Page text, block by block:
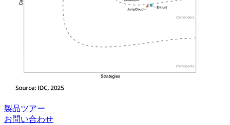
製品ツアー
お問い合わせ